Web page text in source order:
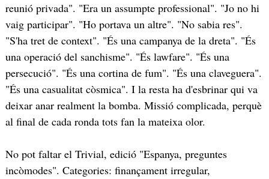
reunió privada". "Era un assumpte professional". "Jo no hi
vaig participar". "Ho portava un altre". "No sabia res".
"S'ha tret de context". "És una campanya de la dreta". "És
una operació del sanchisme". "És lawfare". "És una
persecució". "És una cortina de fum". "És una claveguera".
"És una casualitat còsmica". I la resta ha d'esbrinar qui va
deixar anar realment la bomba. Missió complicada, perquè
al final de cada ronda tots fan la mateixa olor.
No pot faltar el Trivial, edició "Espanya, preguntes
incòmodes". Categories: finançament irregular,